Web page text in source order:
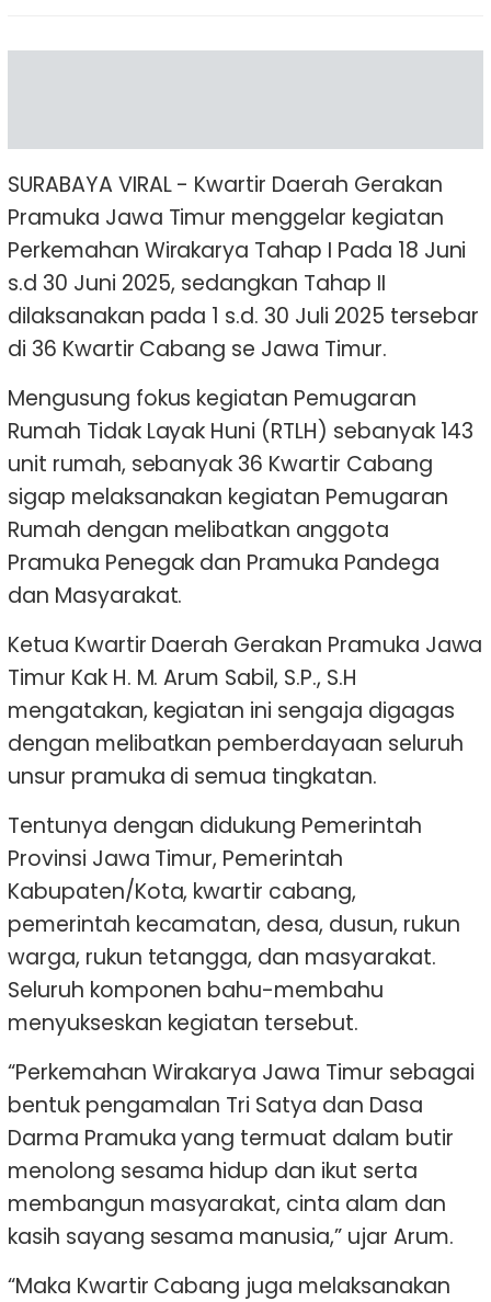
SURABAYA VIRAL - Kwartir Daerah Gerakan
Pramuka Jawa Timur menggelar kegiatan
Perkemahan Wirakarya Tahap I Pada 18 Juni
s.d 30 Juni 2025, sedangkan Tahap II
dilaksanakan pada 1 s.d. 30 Juli 2025 tersebar
di 36 Kwartir Cabang se Jawa Timur.
Mengusung fokus kegiatan Pemugaran
Rumah Tidak Layak Huni (RTLH) sebanyak 143
unit rumah, sebanyak 36 Kwartir Cabang
sigap melaksanakan kegiatan Pemugaran
Rumah dengan melibatkan anggota
Pramuka Penegak dan Pramuka Pandega
dan Masyarakat.
Ketua Kwartir Daerah Gerakan Pramuka Jawa
Timur Kak H. M. Arum Sabil, S.P., S.H
mengatakan, kegiatan ini sengaja digagas
dengan melibatkan pemberdayaan seluruh
unsur pramuka di semua tingkatan.
Tentunya dengan didukung Pemerintah
Provinsi Jawa Timur, Pemerintah
Kabupaten/Kota, kwartir cabang,
pemerintah kecamatan, desa, dusun, rukun
warga, rukun tetangga, dan masyarakat.
Seluruh komponen bahu-membahu
menyukseskan kegiatan tersebut.
“Perkemahan Wirakarya Jawa Timur sebagai
bentuk pengamalan Tri Satya dan Dasa
Darma Pramuka yang termuat dalam butir
menolong sesama hidup dan ikut serta
membangun masyarakat, cinta alam dan
kasih sayang sesama manusia,” ujar Arum.
“Maka Kwartir Cabang juga melaksanakan